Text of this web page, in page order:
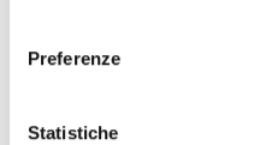
Preferenze
Statistiche